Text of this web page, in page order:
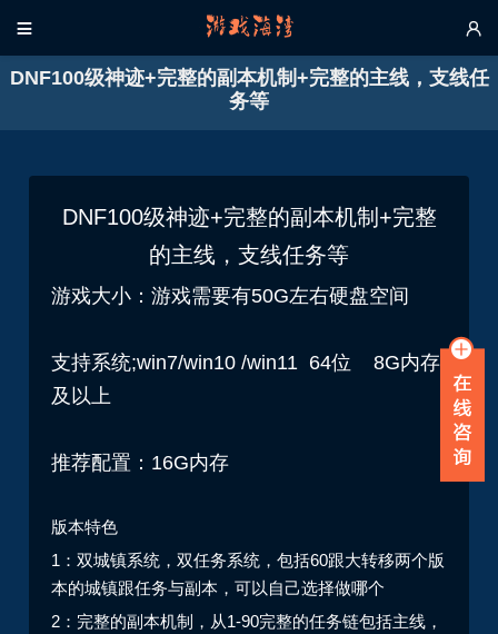
 
DNF100级神迹+完整的副本机制+完整的主线，支线任
务等
DNF100级神迹+完整的副本机制+完整
的主线，支线任务等
游戏大小：游戏需要有50G左右硬盘空间
支持系统;win7/win10 /win11 64位 8G内存
及以上
推荐配置：16G内存
版本特色
1：双城镇系统，双任务系统，包括60跟大转移两个版
本的城镇跟任务与副本，可以自己选择做哪个
2： 完整的副本机制， 从1-90完整的任务链包括主线，